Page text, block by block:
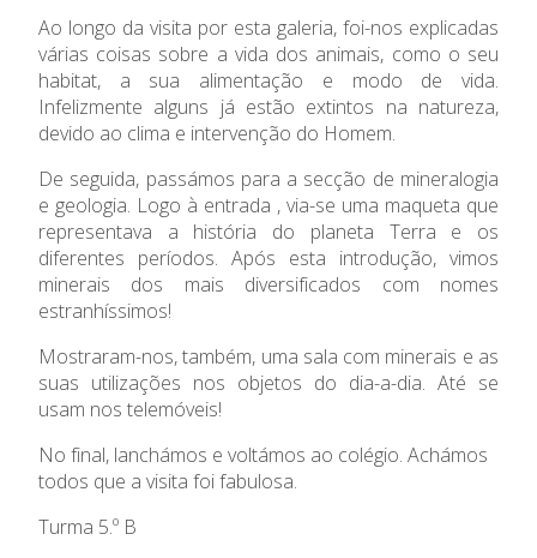
Ao longo da visita por esta galeria, foi-nos explicadas
várias coisas sobre a vida dos animais, como o seu
habitat, a sua alimentação e modo de vida.
Infelizmente alguns já estão extintos na natureza,
devido ao clima e intervenção do Homem.
De seguida, passámos para a secção de mineralogia
e geologia. Logo à entrada , via-se uma maqueta que
representava a história do planeta Terra e os
diferentes períodos. Após esta introdução, vimos
minerais dos mais diversificados com nomes
estranhíssimos!
Mostraram-nos, também, uma sala com minerais e as
suas utilizações nos objetos do dia-a-dia. Até se
usam nos telemóveis!
No final, lanchámos e voltámos ao colégio. Achámos
todos que a visita foi fabulosa.
Turma 5.º B